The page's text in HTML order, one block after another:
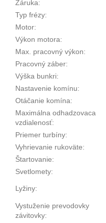
Záruka:
Typ frézy:
Motor:
Výkon motora:
Max. pracovný výkon:
Pracovný záber:
Výška bunkri:
Nastavenie komínu:
Otáčanie komína:
Maximálna odhadzovaca
vzdialenosť:
Priemer turbíny:
Vyhrievanie rukoväte:
Štartovanie:
Svetlomety:
Lyžiny:
Vystuženie prevodovky
závitovky: